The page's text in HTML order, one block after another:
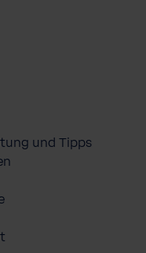
und Tipps